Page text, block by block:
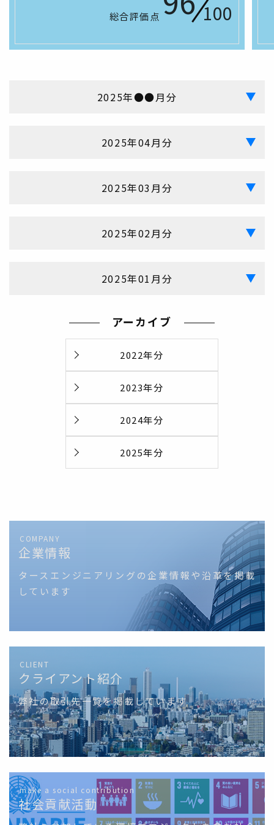
総合評価点 100
2025年●●月分
2025年04月分
2025年03月分
2025年02月分
2025年01月分
アーカイブ
2025年分
2024年分
2023年分
2022年分
COMPANY
企業情報
タースエンジニアリングの企業情報や沿革を掲載
しています
CLIENT
クライアント紹介
弊社の取引先一覧を掲載しています
make a social contribution
社会貢献活動